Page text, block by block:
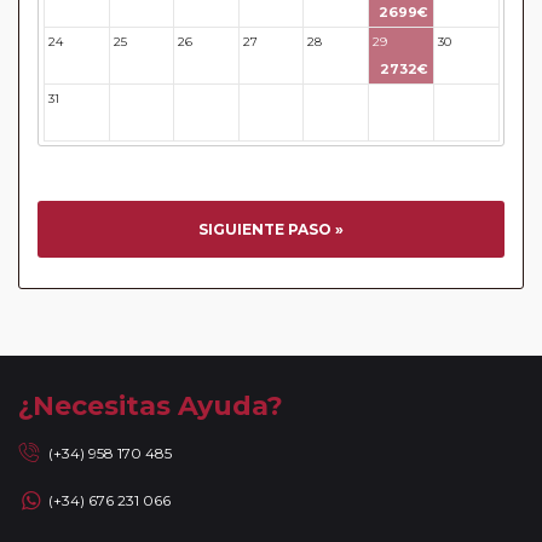
Circuitos con Avión incluido:En aquellos circuitos que
tienen vuelos internos incluidos, hay una fecha límite para
poder emitir billetes. Las reservas/emisión de los vuelos se
cliente o que conste en su reserva. Una vez realizada la
o un nombre incompleto, puede provocar la invalidez del
billete emitido y la necesidad de tener que emitir un nuevo
billete. No nos responsabilizaremos de los gastos
generados de cancelación y nueva emisión. Hacer una
nombre que no coincida con el que aparece en el
pasaporte pueda ser motivo para denegar el embarque a
un viajero.
aéreas aceptan facturar un bulto de un máximo 20 kg por
2699€
24 25 26 27 28 29
2732€
30
31
SIGUIENTE PASO »
¿Necesitas Ayuda?
(+34) 958 170 485
(+34) 676 231 066